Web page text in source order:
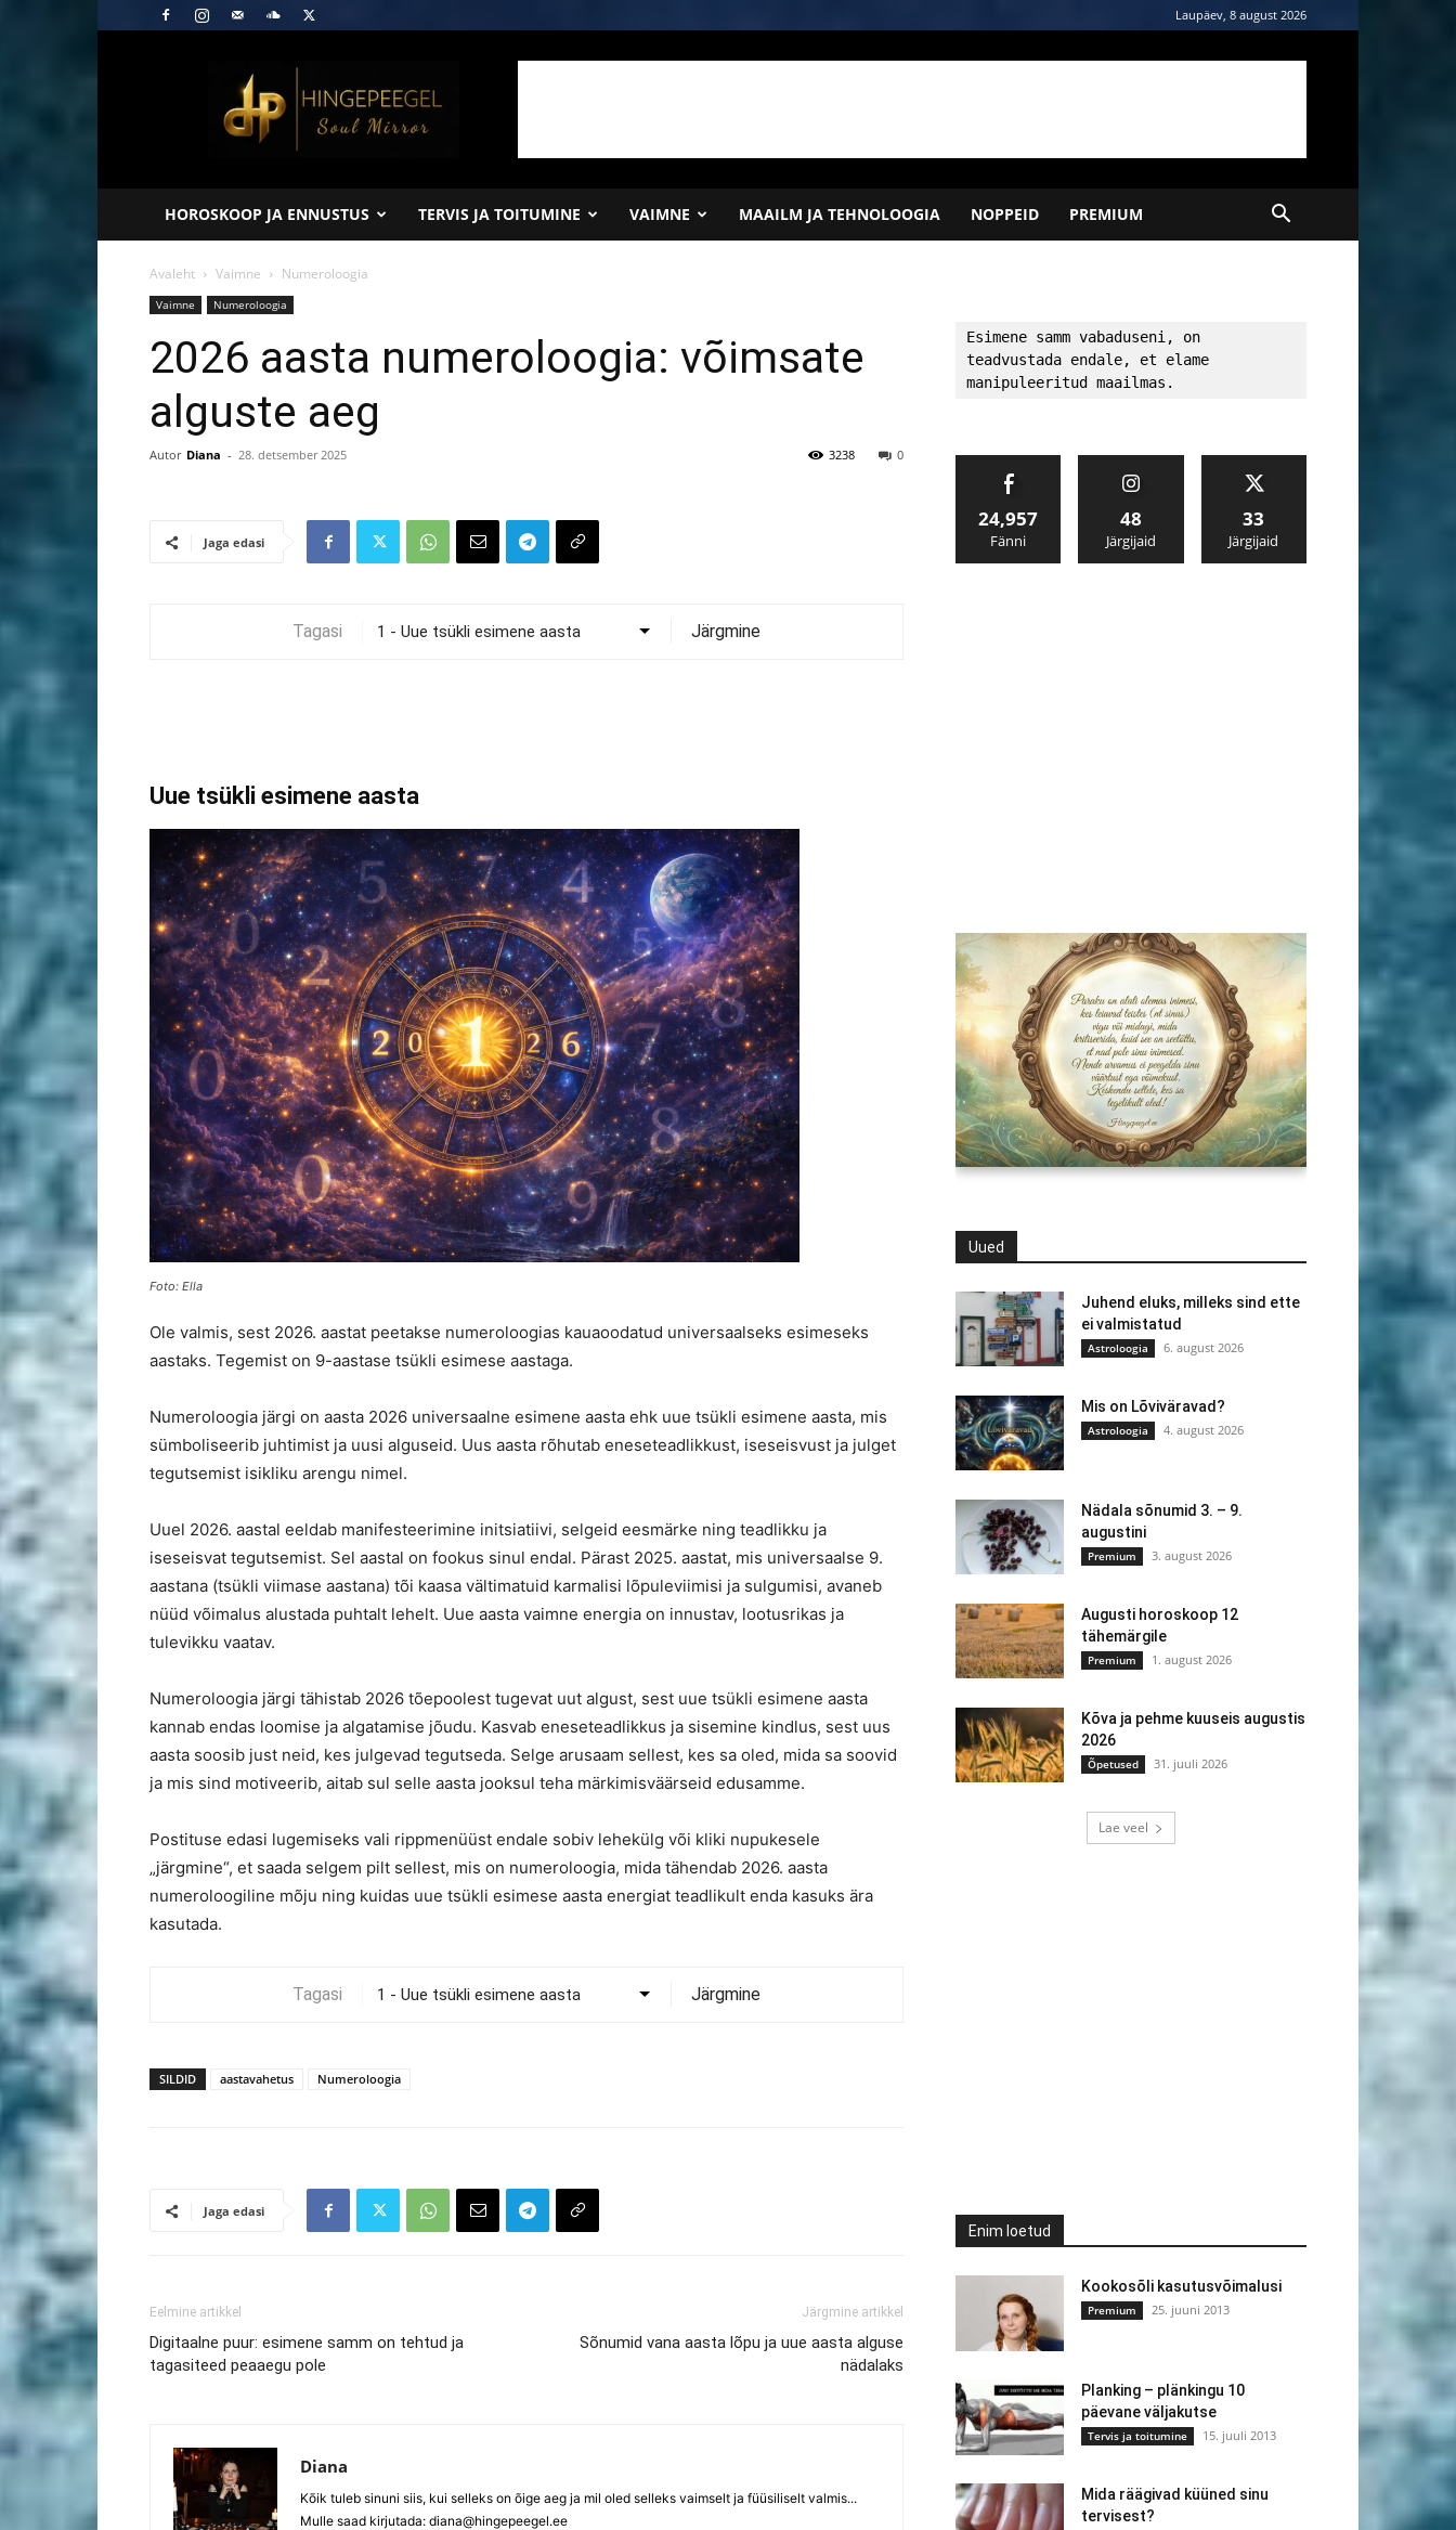
Laupäev, 8 august 2026
Hingepeegel
HOROSKOOP JA ENNUSTUS TERVIS JA TOITUMINE VAIMNE MAAILM JA TEHNOLOOGIA NOPPEID PREMIUM
Avaleht Vaimne Numeroloogia
Vaimne Numeroloogia
2026 aasta numeroloogia: võimsate
alguste aeg
Autor Diana - 28. detsember 2025 0
3238
Jaga edasi
Tagasi Järgmine
Uue tsükli esimene aasta
Foto: Ella
Ole valmis, sest 2026. aastat peetakse numeroloogias kauaoodatud universaalseks esimeseks
aastaks. Tegemist on 9-aastase tsükli esimese aastaga.
Numeroloogia järgi on aasta 2026 universaalne esimene aasta ehk uue tsükli esimene aasta, mis
sümboliseerib juhtimist ja uusi alguseid. Uus aasta rõhutab eneseteadlikkust, iseseisvust ja julget
tegutsemist isikliku arengu nimel.
Uuel 2026. aastal eeldab manifesteerimine initsiatiivi, selgeid eesmärke ning teadlikku ja
iseseisvat tegutsemist. Sel aastal on fookus sinul endal. Pärast 2025. aastat, mis universaalse 9.
aastana (tsükli viimase aastana) tõi kaasa vältimatuid karmalisi lõpuleviimisi ja sulgumisi, avaneb
nüüd võimalus alustada puhtalt lehelt. Uue aasta vaimne energia on innustav, lootusrikas ja
tulevikku vaatav.
Numeroloogia järgi tähistab 2026 tõepoolest tugevat uut algust, sest uue tsükli esimene aasta
kannab endas loomise ja algatamise jõudu. Kasvab eneseteadlikkus ja sisemine kindlus, sest uus
aasta soosib just neid, kes julgevad tegutseda. Selge arusaam sellest, kes sa oled, mida sa soovid
ja mis sind motiveerib, aitab sul selle aasta jooksul teha märkimisväärseid edusamme.
Postituse edasi lugemiseks vali rippmenüüst endale sobiv lehekülg või kliki nupukesele
„järgmine“, et saada selgem pilt sellest, mis on numeroloogia, mida tähendab 2026. aasta
numeroloogiline mõju ning kuidas uue tsükli esimese aasta energiat teadlikult enda kasuks ära
kasutada.
Tagasi Järgmine
SILDID aastavahetus Numeroloogia
Jaga edasi
Eelmine artikkel
Digitaalne puur: esimene samm on tehtud ja
tagasiteed peaaegu pole
Järgmine artikkel
Sõnumid vana aasta lõpu ja uue aasta alguse
nädalaks
Diana
Kõik tuleb sinuni siis, kui selleks on õige aeg ja mil oled selleks vaimselt ja füüsiliselt valmis...
Mulle saad kirjutada: diana@hingepeegel.ee
Esimene samm vabaduseni, on
teadvustada endale, et elame
manipuleeritud maailmas.
24,957
Fänni
48
Järgijaid
33
Järgijaid
Uued
Juhend eluks, milleks sind ette
ei valmistatud
Astroloogia 6. august 2026
Mis on Lõviväravad?
Astroloogia 4. august 2026
Nädala sõnumid 3. – 9.
augustini
Premium 3. august 2026
Augusti horoskoop 12
tähemärgile
Premium 1. august 2026
Kõva ja pehme kuuseis augustis
2026
Õpetused 31. juuli 2026
Lae veel
Enim loetud
Kookosõli kasutusvõimalusi
Premium 25. juuni 2013
Planking – plänkingu 10
päevane väljakutse
Tervis ja toitumine 15. juuli 2013
Mida räägivad küüned sinu
tervisest?